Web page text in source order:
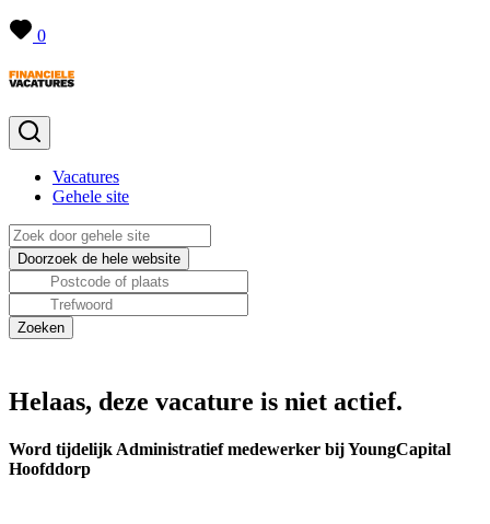
0
Vacatures
Gehele site
Helaas, deze vacature is niet actief.
Word tijdelijk Administratief medewerker bij YoungCapital
Hoofddorp